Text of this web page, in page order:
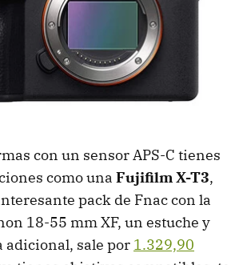
con un sensor APS-C tienes
como una Fujifilm X-T3,
pack de Fnac con la
18-55 mm XF, un estuche y
adicional, sale por 1.329,90